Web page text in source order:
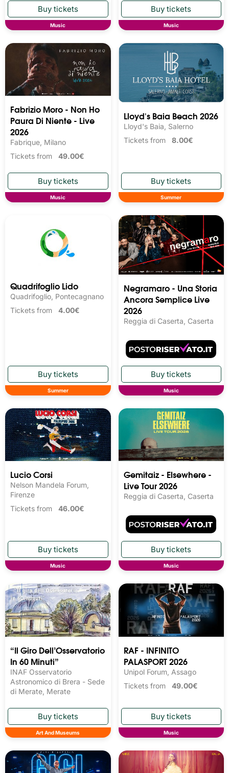
Music Music
Fabrizio Moro - Non Ho
Paura Di Niente - Live
2026
Fabrique, Milano
Tickets from 49.00€
Music
Lloyd's Baia Beach 2026
Lloyd's Baia, Salerno
Tickets from 8.00€
Summer
Quadrifoglio Lido
Quadrifoglio, Pontecagnano
Tickets from 4.00€
Summer
Negramaro - Una Storia
Ancora Semplice Live
2026
Reggia di Caserta, Caserta
Music
Lucio Corsi
Nelson Mandela Forum,
Firenze
Tickets from 46.00€
Music
Gemitaiz - Elsewhere -
Live Tour 2026
Reggia di Caserta, Caserta
Music
“Il Giro Dell’Osservatorio
In 60 Minuti”
INAF Osservatorio
Astronomico di Brera - Sede
di Merate, Merate
Art And Museums
RAF - INFINITO
PALASPORT 2026
Unipol Forum, Assago
Tickets from 49.00€
Music